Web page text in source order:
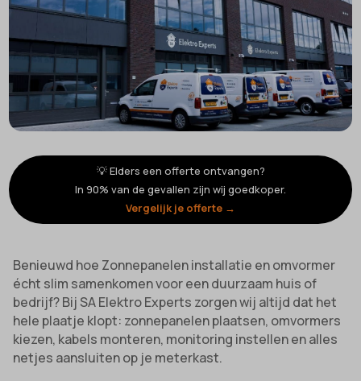
💡 Elders een offerte ontvangen?
In 90% van de gevallen zijn wij goedkoper.
Vergelijk je offerte →
Benieuwd hoe Zonnepanelen installatie en omvormer
écht slim samenkomen voor een duurzaam huis of
bedrijf? Bij SA Elektro Experts zorgen wij altijd dat het
hele plaatje klopt: zonnepanelen plaatsen, omvormers
kiezen, kabels monteren, monitoring instellen en alles
netjes aansluiten op je meterkast.